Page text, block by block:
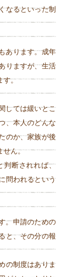
なるといった制
あります。成年
りますが、生活
す。
しては緩いとこ
、本人のどんな
のか、家族が後
せん。
断されれば、
問われるという
。申請のための
と、その分の報
の制度はありま